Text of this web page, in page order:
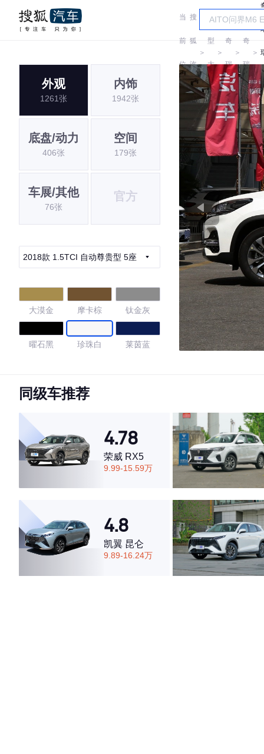
当
前
位
置:
搜
狐
汽
车
＞
车
型
大
全
＞
奇
瑞
＞
奇
瑞
＞
8
外观
1261张
内饰
1942张
底盘/动力
406张
空间
179张
车展/其他
76张
官方
2018款 1.5TCI 自动尊贵型 5座
大漠金 摩卡棕 钛金灰
曜石黑 珍珠白 莱茵蓝
4.74
·外观表现一般，低于54%同级车
·空间表现较为优秀，优于75%同级车
同级车推荐
4.78
荣威 RX5
9.99-15.59万
4.8
凯翼 昆仑
9.89-16.24万